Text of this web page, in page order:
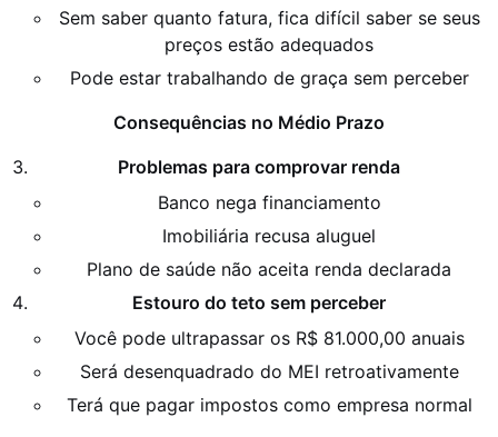
Sem saber quanto fatura, fica difícil saber se seus
preços estão adequados
Pode estar trabalhando de graça sem perceber
Consequências no Médio Prazo
Problemas para comprovar renda
Banco nega financiamento
Imobiliária recusa aluguel
Plano de saúde não aceita renda declarada
Estouro do teto sem perceber
Você pode ultrapassar os R$ 81.000,00 anuais
Será desenquadrado do MEI retroativamente
Terá que pagar impostos como empresa normal